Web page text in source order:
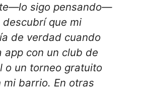
sigo pensando—
que mi
de verdad cuando
app con un club de
o un torneo gratuito
mi barrio. En otras